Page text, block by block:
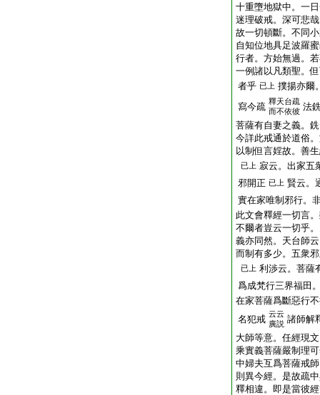
十重墮地獄中。一
迷理破戒。深可悲
故一切頓斷。不同
自知位地具足波羅
行者。方始無過。
一例諸以凡類聖。
者乎 已上 撲揚亦爾
寫今疏 釋天台疏
而不依彼 法
菩薩有自妻之義。
今詳此戒通於道俗
以制但言婬故。善
已上 寂云。出家五
邪開正 已上 賢云。
實在家唯制邪行。
此文會釋經一切言
不爾者豈云一切乎
義亦同然。天台師
而制有多少。五衆
已上 利渉云。菩薩
爲成梵行三界福田
在家菩薩爲斷惡行
名犯戒 云云
廣説 諸師解
大師等意。任經現
乘實義菩薩嚴制理
中婦夫互爲菩薩戒
則異今經。是故疏
釋相違。即是當彼